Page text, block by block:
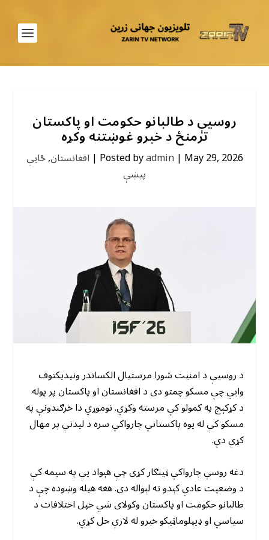
روسیې د طالبانو حکومت او پاکستان
ترمنځ د خبرو غوښتنه وکړه
Posted byadmin| May 29, 2026
| افغانستان,ځايي
پیښې
د روسیې د امنیت شورا مرستیال الکساندر ونیدیکتوف
وايي چې مسکو چمتو دی د افغانستان او پاکستان پر پوله
د کړکېچ په کمولو کې مرسته وکړي. نوموړي دا څرګندونې په
مسکو کې له یوه پاکستاني چارواکي سره د لیدنې پر مهال
کړي دي.
دغه روسي چارواکي ټینګار کړی چې هېواد یې په سیمه کې
د وضعیت عادي کېدو ته لېواله دی. هغه هیله وښوده چې د
طالبانو حکومت او پاکستان وکولای شي خپل اختلافات د
سیاسي او ډیپلوماټیکو خبرو له لارې حل کړي.